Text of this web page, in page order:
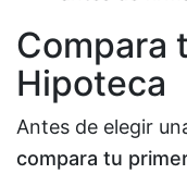
Compara
Hipoteca
Antes de elegir
compara tu